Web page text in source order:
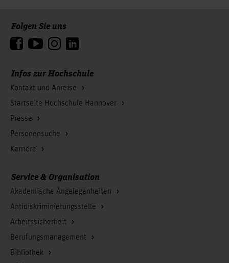
Infos zur Hochschule
Kontakt und Anreise
Startseite Hochschule Hannover
Presse
Personensuche
Karriere
Folgen Sie uns
Service & Organisation
Akademische Angelegenheiten
Antidiskriminierungsstelle
Arbeitssicherheit
Berufungsmanagement
Bibliothek